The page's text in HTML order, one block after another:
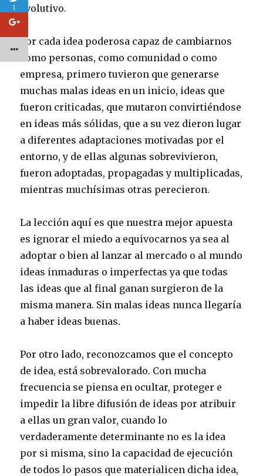
evolutivo.
Por cada idea poderosa capaz de cambiarnos
como personas, como comunidad o como
empresa, primero tuvieron que generarse
muchas malas ideas en un inicio, ideas que
fueron criticadas, que mutaron convirtiéndose
en ideas más sólidas, que a su vez dieron lugar
a diferentes adaptaciones motivadas por el
entorno, y de ellas algunas sobrevivieron,
fueron adoptadas, propagadas y multiplicadas,
mientras muchísimas otras perecieron.
La lección aquí es que nuestra mejor apuesta
es ignorar el miedo a equivocarnos ya sea al
adoptar o bien al lanzar al mercado o al mundo
ideas inmaduras o imperfectas ya que todas
las ideas que al final ganan surgieron de la
misma manera. Sin malas ideas nunca llegaría
a haber ideas buenas.
Por otro lado, reconozcamos que el concepto
de idea, está sobrevalorado. Con mucha
frecuencia se piensa en ocultar, proteger e
impedir la libre difusión de ideas por atribuir
a ellas un gran valor, cuando lo
verdaderamente determinante no es la idea
por si misma, sino la capacidad de ejecución
de todos lo pasos que materialicen dicha idea,
1